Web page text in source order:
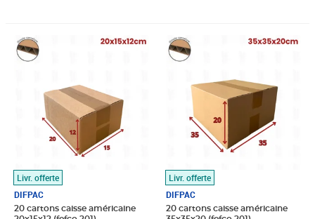
Livr. offerte
DIFPAC
20 cartons caisse américaine
Prix 12,56€ HT
Livr. offerte
DIFPAC
20 cartons caisse américaine
Prix 28,24€ HT